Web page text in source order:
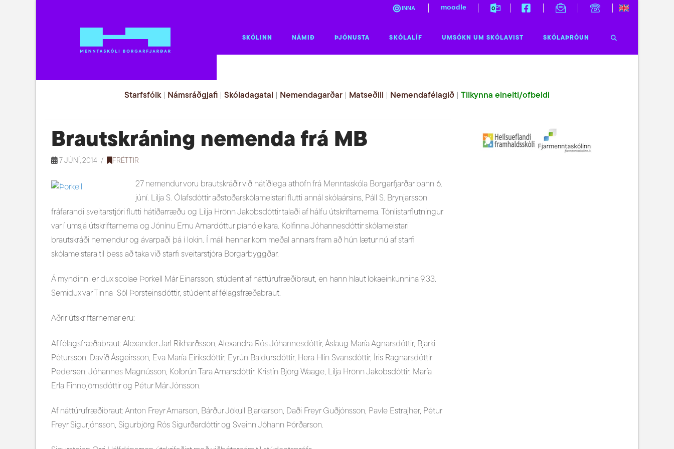
INNA moodle
SKÓLINN NÁMIÐ ÞJÓNUSTA SKÓLALÍF UMSÓKN UM SKÓLAVIST SKÓLAÞRÓUN
Starfsfólk| Námsráðgjafi Skóladagatal Nemendagarðar Matseðill Nemendafélagið Tilkynna einelti/ofbeldi
Brautskráning nemenda frá MB
7 JÚNÍ, 2014 FRÉTTIR
27 nemendur voru brautskráðir við hátíðlega athöfn frá Menntaskóla Borgarfjarðar þann 6.
júní. Lilja S. Ólafsdóttir aðstoðarskólameistari flutti annál skólaársins, Páll S. Brynjarsson
fráfarandi sveitarstjóri flutti hátíðarræðu og Lilja Hrönn Jakobsdóttir talaði af hálfu útskriftarnema. Tónlistarflutningur
var í umsjá útskriftarnema og Jónínu Ernu Arnardóttur píanóleikara. Kolfinna Jóhannesdóttir skólameistari
brautskráði nemendur og ávarpaði þá í lokin. Í máli hennar kom meðal annars fram að hún lætur nú af starfi
skólameistara til þess að taka við starfi sveitarstjóra Borgarbyggðar.
Á myndinni er dux scolae Þorkell Már Einarsson, stúdent af náttúrufræðibraut, en hann hlaut lokaeinkunnina 9.33.
Semidux var Tinna Sól Þorsteinsdóttir, stúdent af félagsfræðabraut.
Aðrir útskriftarnemar eru:
Af félagsfræðabraut: Alexander Jarl Ríkharðsson, Alexandra Rós Jóhannesdóttir, Áslaug María Agnarsdóttir, Bjarki
Pétursson, Davíð Ásgeirsson, Eva María Eiríksdóttir, Eyrún Baldursdóttir, Hera Hlín Svansdóttir, Íris Ragnarsdóttir
Pedersen, Jóhannes Magnússon, Kolbrún Tara Arnarsdóttir, Kristín Björg Waage, Lilja Hrönn Jakobsdóttir, María
Erla Finnbjörnsdóttir og Pétur Már Jónsson.
Af náttúrufræðibraut: Anton Freyr Arnarson, Bárður Jökull Bjarkarson, Daði Freyr Guðjónsson, Pavle Estrajher, Pétur
Freyr Sigurjónsson, Sigurbjörg Rós Sigurðardóttir og Sveinn Jóhann Þórðarson.